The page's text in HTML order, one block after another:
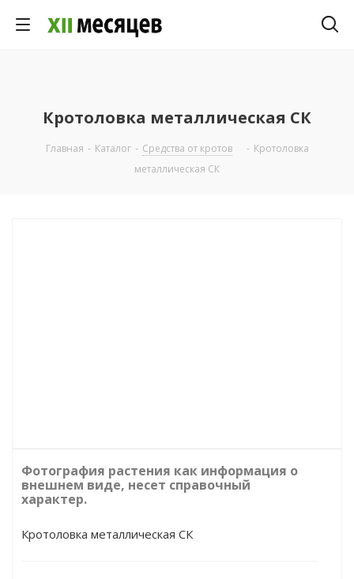
Кротоловка металлическая СК
Главная - Каталог - Средства от кротов - Кротоловка
металлическая СК
Фотография растения как информация о
внешнем виде, несет справочный
характер.
Кротоловка металлическая СК